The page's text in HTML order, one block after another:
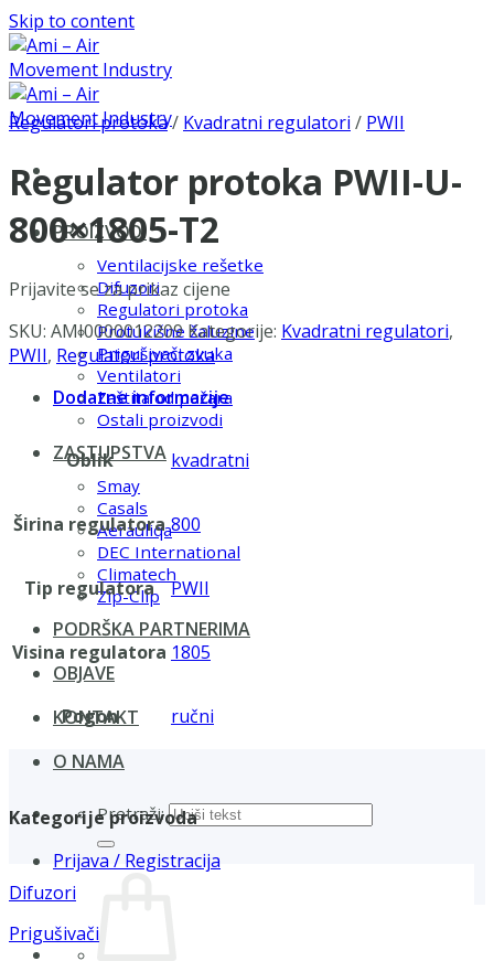
Skip to content
PROIZVODI
Ventilacijske rešetke
Difuzori
Regulatori protoka
Protukišne žaluzine
Prigušivači zvuka
Ventilatori
Zaštita od požara
Ostali proizvodi
ZASTUPSTVA
Smay
Casals
Aerauliqa
DEC International
Climatech
Zip-Clip
PODRŠKA PARTNERIMA
OBJAVE
KONTAKT
O NAMA
Pretraži:
Prijava / Registracija
Regulatori protoka/ Kvadratni regulatori / PWII
Regulator protoka PWII-U-
800×1805-T2
Prijavite se za prikaz cijene
SKU: AMI0000012209 Kategorije: Kvadratni regulatori,
PWII, Regulatori protoka
Dodatne informacije
Oblik kvadratni
Širina regulatora 800
Tip regulatora PWII
Visina regulatora 1805
Pogon ručni
Kategorije proizvoda
Difuzori
Prigušivači